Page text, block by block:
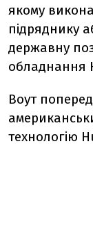
якому
підряднику
державну
обладнання
Воут
технологію